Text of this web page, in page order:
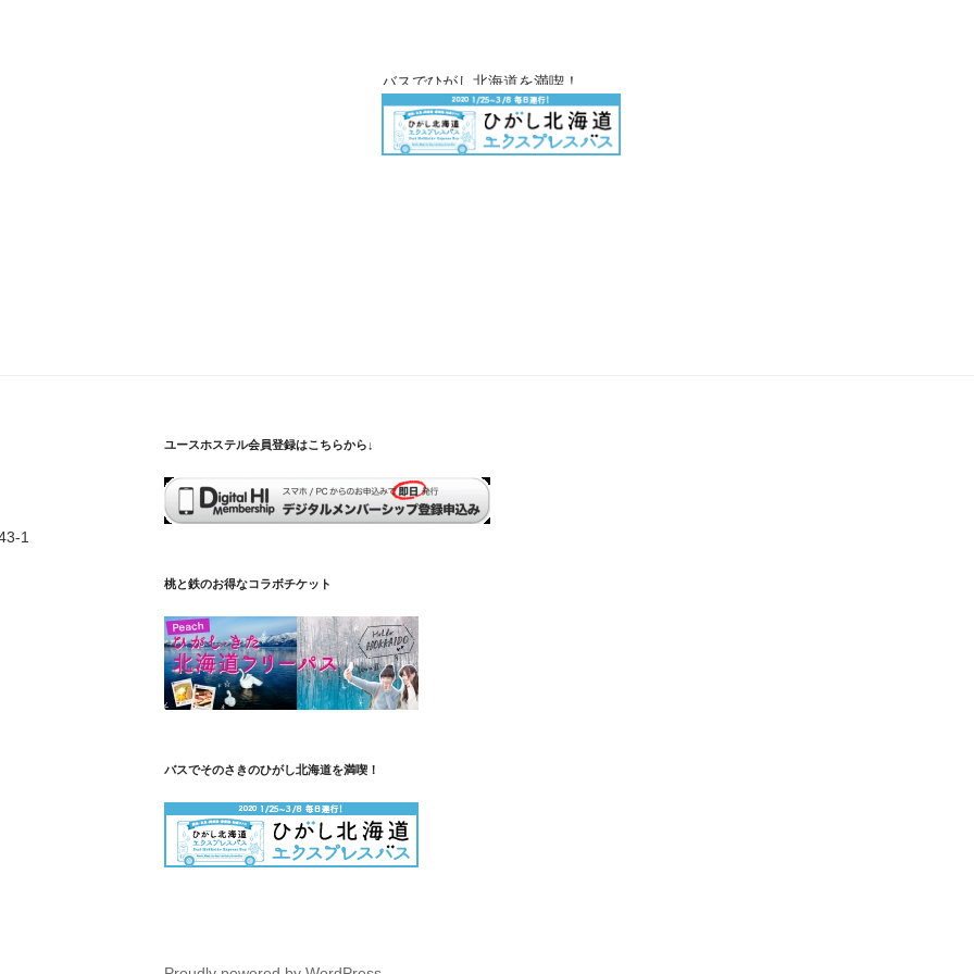
バスでひがし北海道を満喫！
1
ユースホステル会員登録はこちらから↓
桃と鉄のお得なコラボチケット
バスでそのさきのひがし北海道を満喫！